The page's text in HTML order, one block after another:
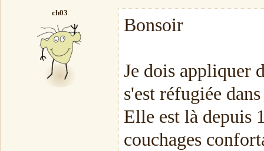
ch03
Bonsoir
Je dois appliquer
s'est réfugiée
Elle est là depuis
couchages